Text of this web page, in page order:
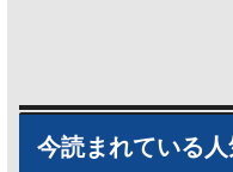
今読まれている